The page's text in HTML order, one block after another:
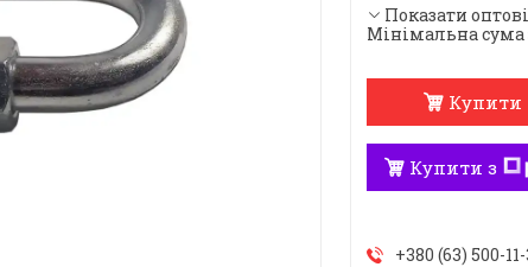
Показати
Мінімальна сума
Купити
Купити з
+380 (63) 500-